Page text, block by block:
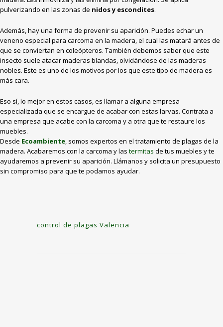
pulverizando en las zonas de nidos y escondites.
Además, hay una forma de prevenir su aparición. Puedes echar un
veneno especial para carcoma en la madera, el cual las matará antes de
que se conviertan en coleópteros. También debemos saber que este
insecto suele atacar maderas blandas, olvidándose de las maderas
nobles. Este es uno de los motivos por los que este tipo de madera es
más cara.
Eso sí, lo mejor en estos casos, es llamar a alguna empresa
especializada que se encargue de acabar con estas larvas. Contrata a
una empresa que acabe con la carcoma y a otra que te restaure los
muebles.
Desde Ecoambiente, somos expertos en el tratamiento de plagas de la
madera. Acabaremos con la carcoma y las termitas de tus muebles y te
ayudaremos a prevenir su aparición. Llámanos y solicita un presupuesto
sin compromiso para que te podamos ayudar.
control de plagas Valencia